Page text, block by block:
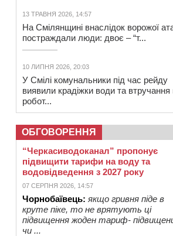
13 ТРАВНЯ 2026, 14:57
На Смілянщині внаслідок ворожої
постраждали люди: двоє – “т...
10 ЛИПНЯ 2026, 20:03
У Смілі комунальники під час рейду
виявили крадіжки води та втручання
робот...
ОБГОВОРЕННЯ
“Черкасиводоканал” пропонує
підвищити тарифи на воду та
водовідведення з 2027 року
07 СЕРПНЯ 2026, 14:57
Чорнобаївець: якщо гривня піде в
круте піке, то не врятують ці
підвищення жоден тариф-
чи ...